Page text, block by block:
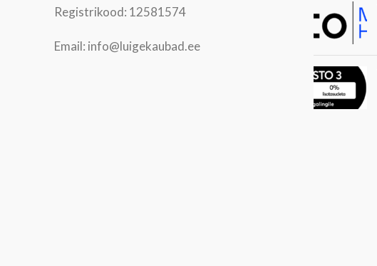
Registrikood: 12581574
Email: info@luigekaubad.ee